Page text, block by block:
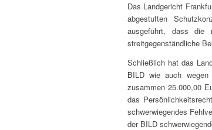
Das Landgericht
abgestuften
ausgeführt, dass
streitgegenständliche
Schließlich hat das
BILD wie auch
zusammen 25.000,00
das
schwerwiegendes
der BILD